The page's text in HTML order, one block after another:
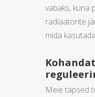
vabaks, kuna
radiaatorite
mida
Meie täpsed